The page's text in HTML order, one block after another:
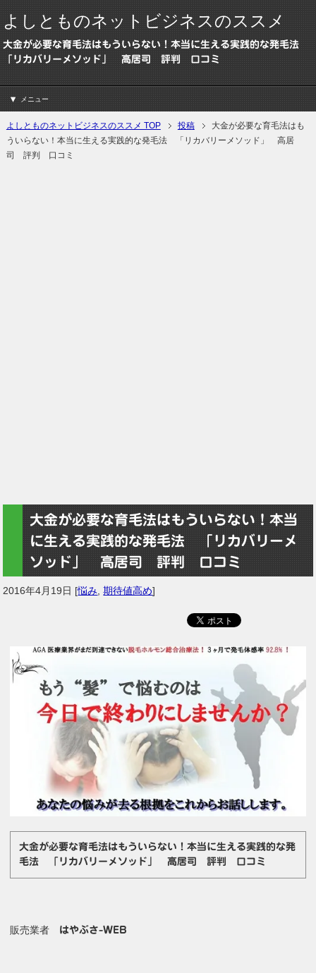
よしとものネットビジネスのススメ
大金が必要な育毛法はもういらない！本当に生える実践的な発毛法
「リカバリーメソッド」 高居司 評判 口コミ
メニュー
よしとものネットビジネスのススメ TOP 投稿
大金が必要な育毛法はも
ういらない！本当に生える実践的な発毛法 「リカバリーメソッド」 高居
司 評判 口コミ
大金が必要な育毛法はもういらない！本当
に生える実践的な発毛法 「リカバリーメ
ソッド」 高居司 評判 口コミ
2016年4月19日 [悩み ,期待値高め]
大金が必要な育毛法はもういらない！本当に生える実践的な発
毛法 「リカバリーメソッド」 高居司 評判 口コミ
販売業者 はやぶさ-WEB